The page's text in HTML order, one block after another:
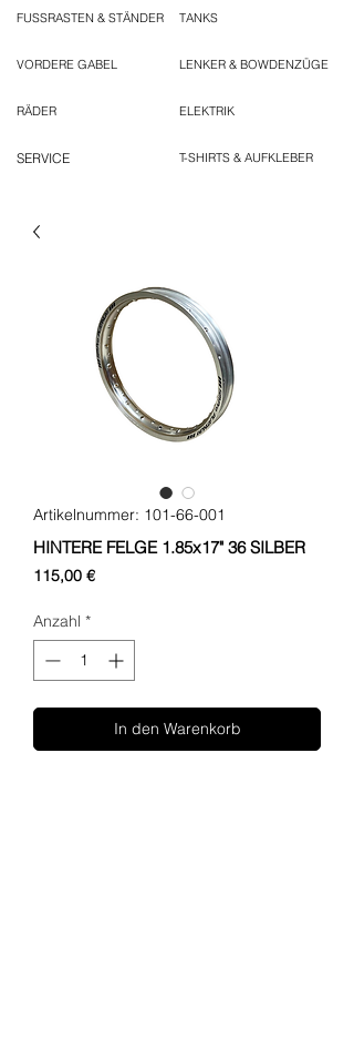
FUSSRASTEN & STÄNDER
VORDERE GABEL
RÄDER
SERVICE
TANKS
LENKER & BOWDENZÜGE
ELEKTRIK
T-SHIRTS & AUFKLEBER
Artikelnummer: 101-66-001
HINTERE FELGE 1.85x17" 36 SILBER
115,00 €Preis
Anzahl *
In den Warenkorb